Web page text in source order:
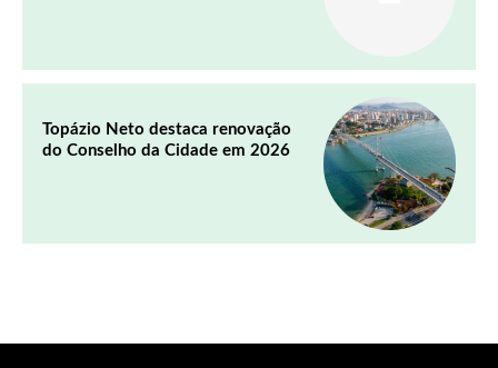
Topázio Neto destaca renovação
do Conselho da Cidade em 2026